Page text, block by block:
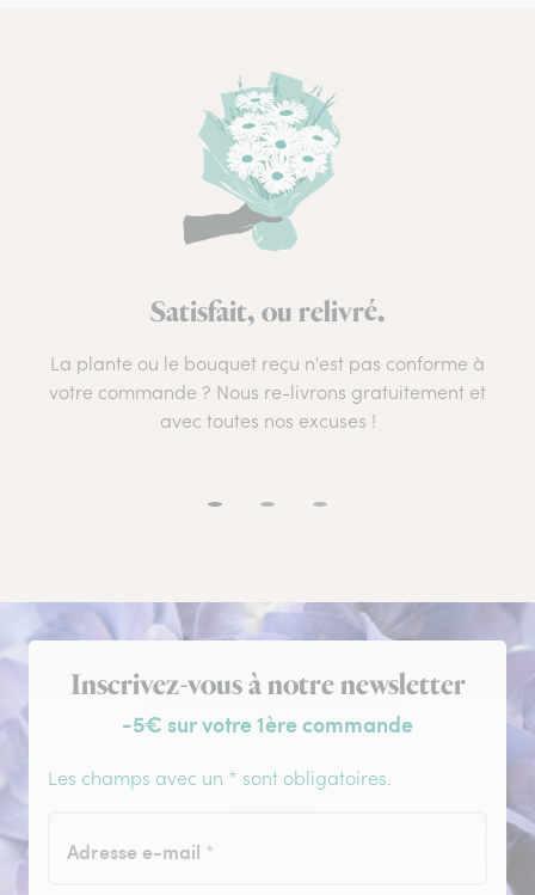
Satisfait, ou relivré.
La plante ou le bouquet reçu n'est pas conforme à
votre commande ? Nous re-livrons gratuitement et
avec toutes nos excuses !
Inscription à la newsletter
Inscrivez-vous à notre newsletter
-5€ sur votre 1ère commande
Les champs avec un * sont obligatoires.
Adresse e-mail *